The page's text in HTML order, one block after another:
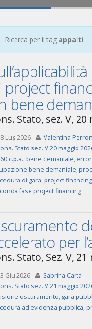
Ricerca per il tag appalti
project
bene
Stato, sez. V, 20
Lug 2026
Valentina
Stato sez. V 20 maggio
c.p.a.,bene demaniale,
bene demaniale,
di gara,project financing
fase project financing
per
Stato, Sez. V,
Giu 2026
Sabrina Carta
Stato sez. V 21 maggio
oscuramento, gara
ad evidenza pubblica,